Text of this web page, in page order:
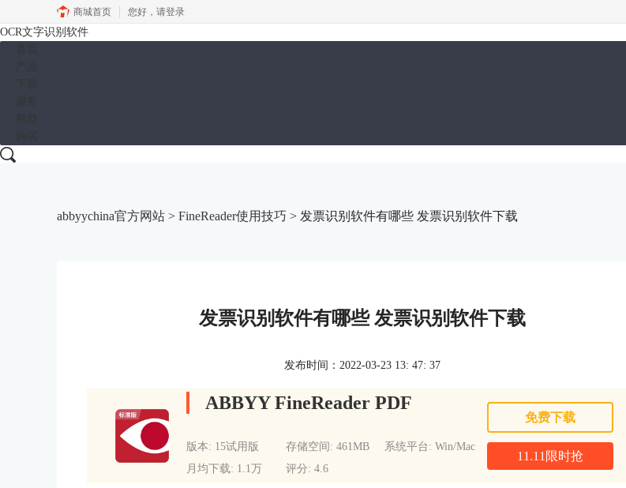
商城首页 您好， 请登录
OCR文字识别软件
abbyychina官方网站 > FineReader使用技巧 > 发票识别软件有哪些 发票识别软件下载
发票识别软件有哪些 发票识别软件下载
发布时间：2022-03-23 13: 47: 37
ABBYY FineReader PDF
版本: 15试用版 存储空间: 461MB
系统平台: Win/Mac
月均下载: 1.1万
评分: 4.6
免费下载
11.11限时抢